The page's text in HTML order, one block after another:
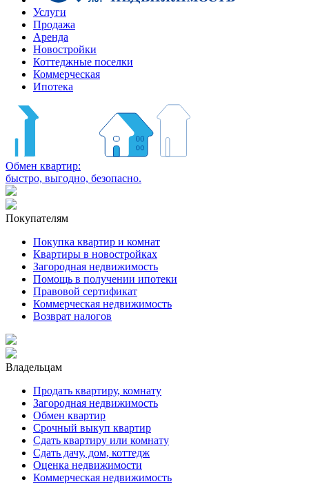
Услуги
Продажа
Аренда
Новостройки
Коттеджные поселки
Коммерческая
Ипотека
Обмен квартир:
быстро, выгодно, безопасно.
Покупателям
Покупка квартир и комнат
Квартиры в новостройках
Загородная недвижимость
Помощь в получении ипотеки
Правовой сертификат
Коммерческая недвижимость
Возврат налогов
Владельцам
Продать квартиру, комнату
Загородная недвижимость
Обмен квартир
Срочный выкуп квартир
Сдать квартиру или комнату
Сдать дачу, дом, коттедж
Оценка недвижимости
Коммерческая недвижимость